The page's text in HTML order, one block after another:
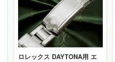
ロレックス DAYTONA用 エ